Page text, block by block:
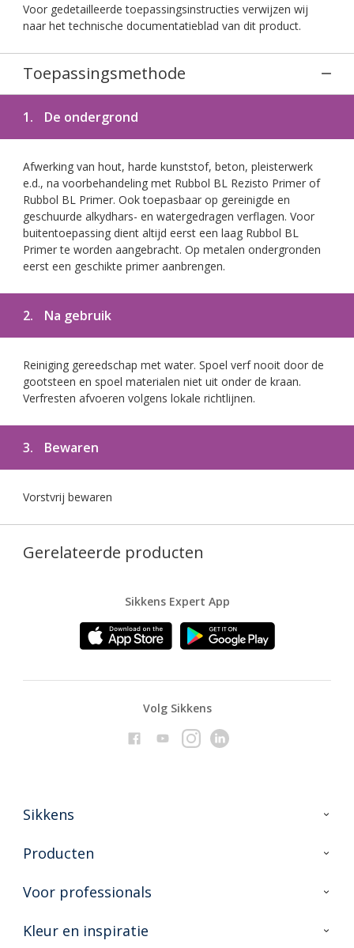
Voor gedetailleerde toepassingsinstructies verwijzen wij
naar het technische documentatieblad van dit product.
Toepassingsmethode
1. De ondergrond
Afwerking van hout, harde kunststof, beton, pleisterwerk
e.d., na voorbehandeling met Rubbol BL Rezisto Primer of
Rubbol BL Primer. Ook toepasbaar op gereinigde en
geschuurde alkydhars- en watergedragen verflagen. Voor
buitentoepassing dient altijd eerst een laag Rubbol BL
Primer te worden aangebracht. Op metalen ondergronden
eerst een geschikte primer aanbrengen.
2. Na gebruik
Reiniging gereedschap met water. Spoel verf nooit door de
gootsteen en spoel materialen niet uit onder de kraan.
Verfresten afvoeren volgens lokale richtlijnen.
3. Bewaren
Vorstvrij bewaren
Gerelateerde producten
Sikkens Expert App
Volg Sikkens
Sikkens
Over Sikkens
Duurzaamheid
Producten
Producten voor binnen
Vind je verkooppunt
Voor professionals
Advies & service
Kleur en inspiratie